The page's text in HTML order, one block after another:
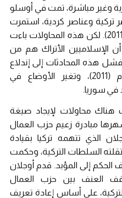
وغير مباشرة، تمت في أوسلو
تركية وعناصر كردية، استمرت
من عام (2008) إلى عام (2011). لكن هذه المحاولات باءت
الإسلاميين الأتراك هم من
فشل هذه المحادثات إلى إندلاع
الثورة السورية في عام (2011)، وتغير الأوضاع في
في سوريا.
هناك محاولات لإيجاد صيغة
مبادرة زعيم حزب العمال
الذي تتهمه تركيا بقيادة
السلطات التركية، وحكمت
الحكم إلى المؤبد. قدم أوجلان
العنف بين حزب العمال
على أساس إعادة تعريف